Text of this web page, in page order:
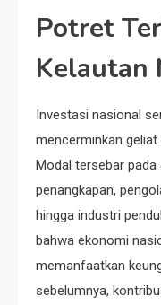
Potret
Kelautan
Investasi nasional
mencerminkan
Modal tersebar pada
penangkapan,
hingga industri
bahwa ekonomi
memanfaatkan
sebelumnya,